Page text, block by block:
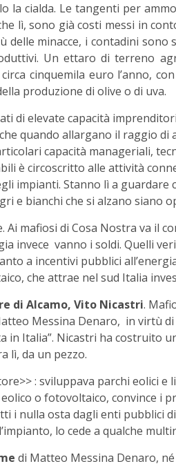
la cialda. Le tangenti per
lì, sono già costi messi in
delle minacce, i contadini
Un ettaro di terreno
cinquemila euro l’anno,
produzione di olive o di uva.
di elevate capacità
quando allargano il raggio
capacità manageriali,
è circoscritto alle attività
impianti. Stanno lì a guardare
e bianchi che si alzano siano
Ai mafiosi di Cosa Nostra va il
invece vanno i soldi. Quelli
a incentivi pubblici
che attrae nel sud Italia
di Alcamo, Vito Nicastri.
Messina Denaro, in virtù
in Italia”. Nicastri ha costruito
lì, da un pezzo.
: sviluppava parchi eolici
o fotovoltaico, convince i
i nulla osta dagli enti pubblici
lo cede a qualche
di Matteo Messina Denaro,